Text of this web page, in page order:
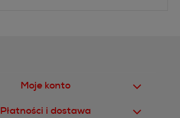
Moje konto
Płatności i dostawa